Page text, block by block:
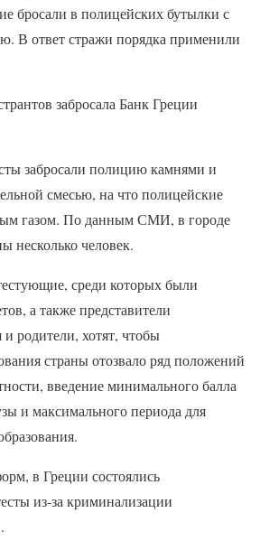
бросали в полицейских бутылки с
В ответ стражи порядка применили
забросала Банк Греции
забросали полицию камнями и
смесью, на что полицейские
газом. По данным СМИ, в городе
несколько человек.
среди которых были
а также представители
родители, хотят, чтобы
страны отозвало ряд положений
введение минимального балла
и максимального периода для
в Греции состоялись
из-за криминализации